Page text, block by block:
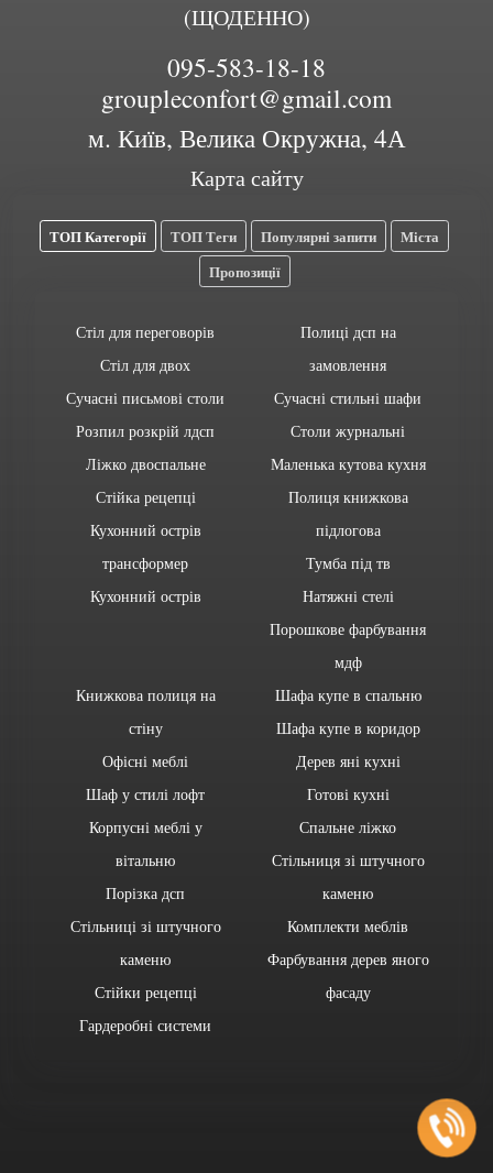
(ЩОДЕННО)
095-583-18-18
groupleconfort@gmail.com
м. Київ, Велика Окружна, 4А
Карта сайту
ТОП Категорії ТОП Теги Популярні запити
Міста
Пропозиції
Стіл для переговорів
Стіл для двох
Сучасні письмові столи
Розпил розкрій лдсп
Ліжко двоспальне
Стійка рецепці
Кухонний острів
трансформер
Кухонний острів
Полиці дсп на
замовлення
Сучасні стильні шафи
Столи журнальні
Маленька кутова кухня
Полиця книжкова
підлогова
Тумба під тв
Натяжні стелі
Порошкове фарбування
мдф
Книжкова полиця на
стіну
Офісні меблі
Шаф у стилі лофт
Корпусні меблі у
вітальню
Порізка дсп
Стільниці зі штучного
каменю
Стійки рецепці
Гардеробні системи
Шафа купе в спальню
Шафа купе в коридор
Дерев яні кухні
Готові кухні
Спальне ліжко
Стільниця зі штучного
каменю
Комплекти меблів
Фарбування дерев яного
фасаду